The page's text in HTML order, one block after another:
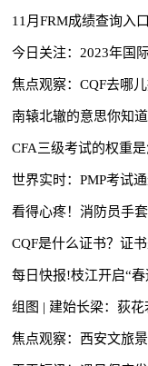
11月FRM成绩查询入
今日关注：2023年国
焦点观察：CQF去哪
南辕北辙的意思你知
CFA三级考试的权重
世界实时：PMP考试
看得心疼！消防员手
CQF是什么证书？证
每日快报!枝江开启“
组图 | 建始长梁：荻
焦点观察：西安文旅